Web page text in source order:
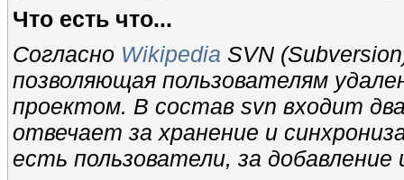
Что есть что...
Согласно Wikipedia SVN
позволяющая пользователям
проектом. В состав svn входит
отвечает за хранение и
есть пользователи, за